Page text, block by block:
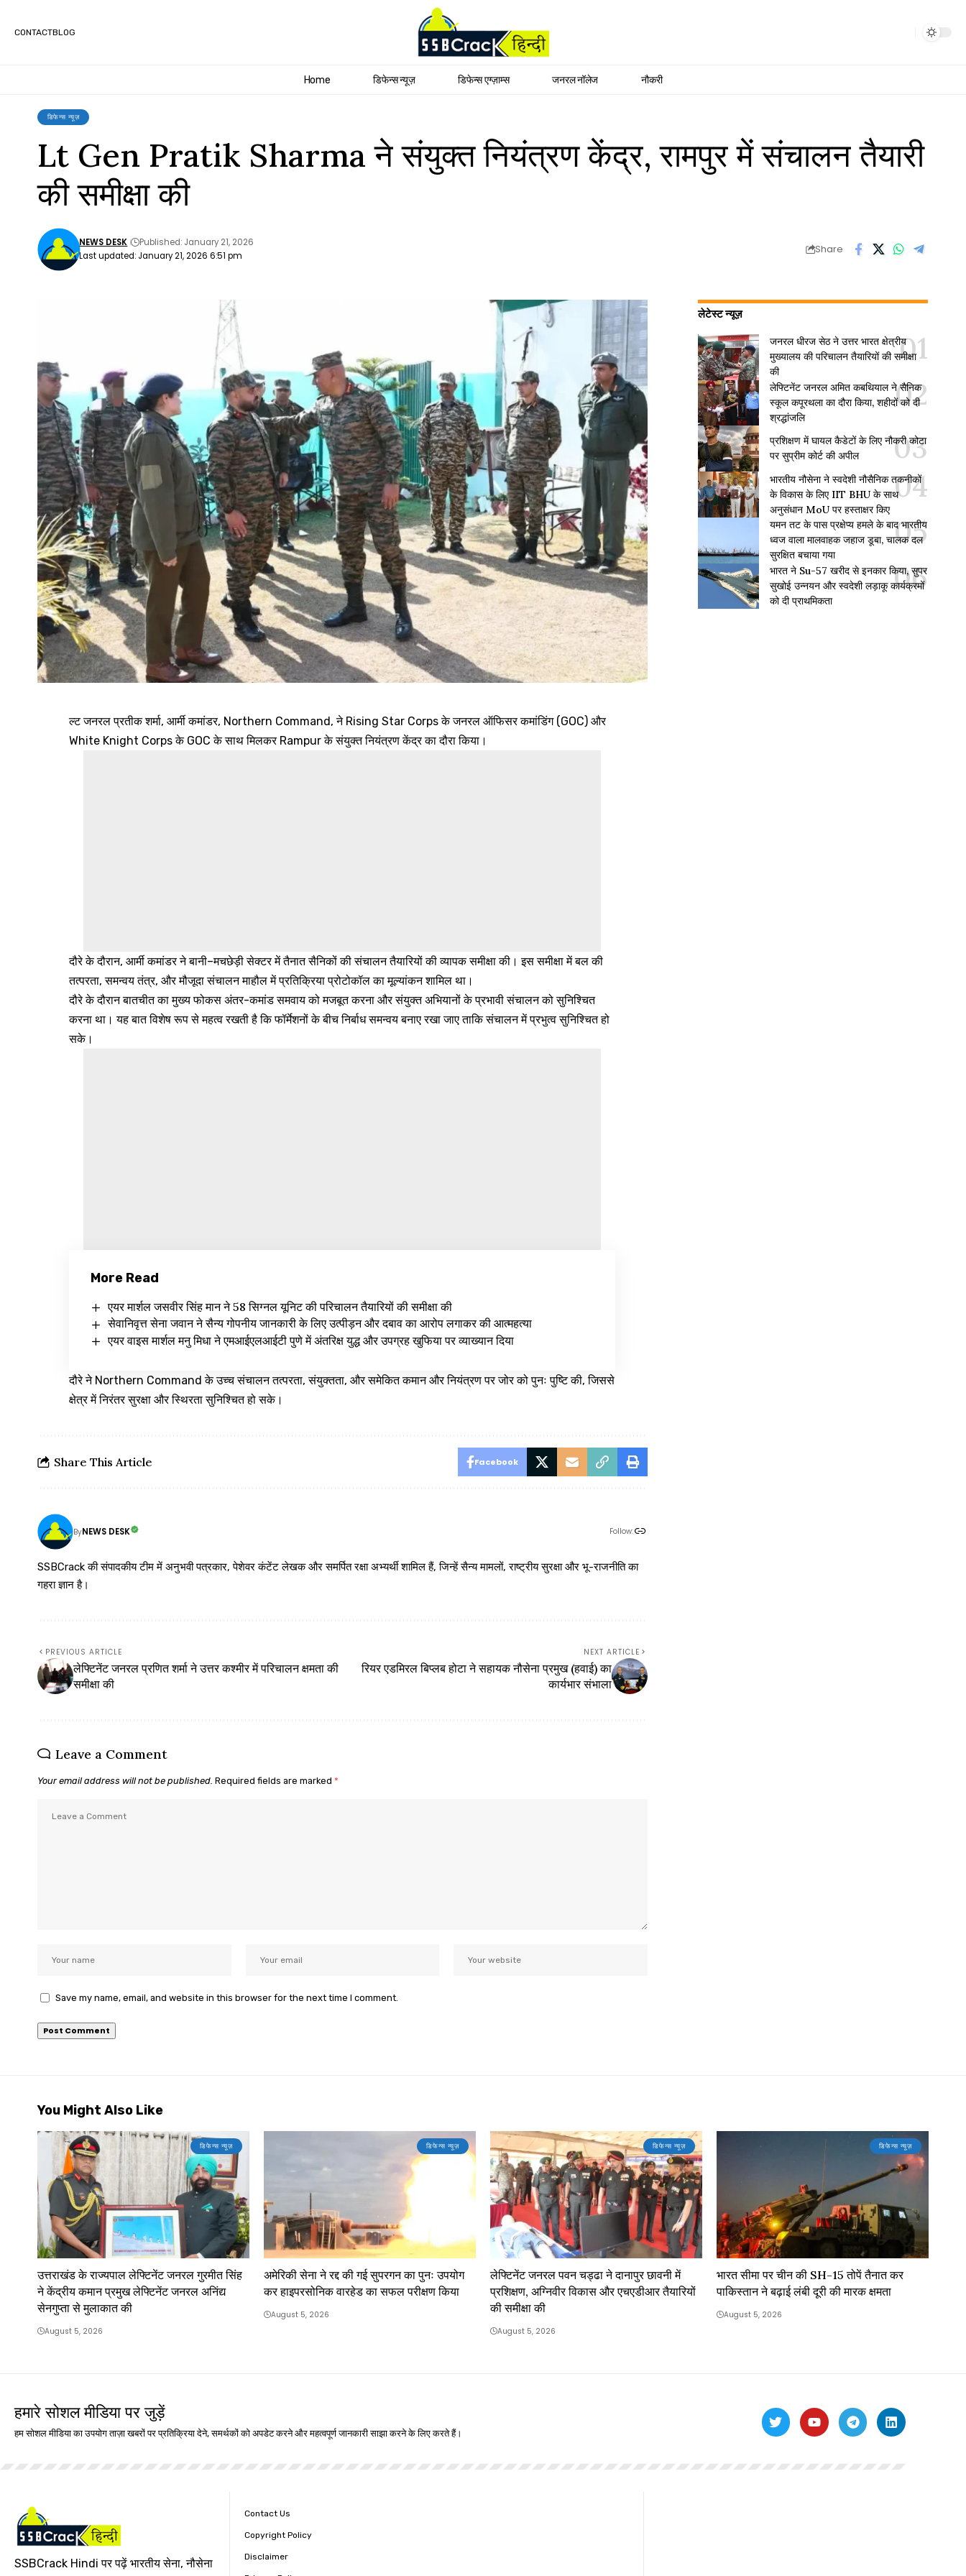
CONTACTBLOG
Home डिफेन्स न्यूज़ डिफेन्स एग्ज़ाम्स जनरल नॉलेज नौकरी
डिफेन्स न्यूज़
Lt Gen Pratik Sharma ने संयुक्त नियंत्रण केंद्र, रामपुर में संचालन तैयारी
की समीक्षा की
Last updated: January 21, 2026 6:51 pm
NEWS DESK Published: January 21, 2026
Share
ल्ट जनरल प्रतीक शर्मा, आर्मी कमांडर, Northern Command, ने Rising Star Corps के जनरल ऑफिसर कमांडिंग (GOC) और
White Knight Corps के GOC के साथ मिलकर Rampur के संयुक्त नियंत्रण केंद्र का दौरा किया।
दौरे के दौरान, आर्मी कमांडर ने बानी–मचछेड़ी सेक्टर में तैनात सैनिकों की संचालन तैयारियों की व्यापक समीक्षा की। इस समीक्षा में बल की
तत्परता, समन्वय तंत्र, और मौजूदा संचालन माहौल में प्रतिक्रिया प्रोटोकॉल का मूल्यांकन शामिल था।
दौरे के दौरान बातचीत का मुख्य फोकस अंतर-कमांड समवाय को मजबूत करना और संयुक्त अभियानों के प्रभावी संचालन को सुनिश्चित
करना था। यह बात विशेष रूप से महत्व रखती है कि फॉर्मेशनों के बीच निर्बाध समन्वय बनाए रखा जाए ताकि संचालन में प्रभुत्व सुनिश्चित हो
सके।
More Read
एयर मार्शल जसवीर सिंह मान ने 58 सिग्नल यूनिट की परिचालन तैयारियों की समीक्षा की
सेवानिवृत्त सेना जवान ने सैन्य गोपनीय जानकारी के लिए उत्पीड़न और दबाव का आरोप लगाकर की आत्महत्या
एयर वाइस मार्शल मनु मिधा ने एमआईएलआईटी पुणे में अंतरिक्ष युद्ध और उपग्रह खुफिया पर व्याख्यान दिया
दौरे ने Northern Command के उच्च संचालन तत्परता, संयुक्तता, और समेकित कमान और नियंत्रण पर जोर को पुनः पुष्टि की, जिससे
क्षेत्र में निरंतर सुरक्षा और स्थिरता सुनिश्चित हो सके।
Share This Article Facebook
ByNEWS DESK Follow:
SSBCrack की संपादकीय टीम में अनुभवी पत्रकार, पेशेवर कंटेंट लेखक और समर्पित रक्षा अभ्यर्थी शामिल हैं, जिन्हें सैन्य मामलों, राष्ट्रीय सुरक्षा और भू-राजनीति का
गहरा ज्ञान है।
PREVIOUS ARTICLE
लेफ्टिनेंट जनरल प्रणित शर्मा ने उत्तर कश्मीर में परिचालन क्षमता की
समीक्षा की
NEXT ARTICLE
रियर एडमिरल बिप्लब होटा ने सहायक नौसेना प्रमुख (हवाई) का
कार्यभार संभाला
Leave a Comment
Your email address will not be published. Required fields are marked *
Save my name, email, and website in this browser for the next time I comment.
लेटेस्ट न्यूज़
जनरल धीरज सेठ ने उत्तर भारत क्षेत्रीय
मुख्यालय की परिचालन तैयारियों की समीक्षा
की
लेफ्टिनेंट जनरल अमित कबथियाल ने सैनिक
स्कूल कपूरथला का दौरा किया, शहीदों को दी
श्रद्धांजलि
प्रशिक्षण में घायल कैडेटों के लिए नौकरी कोटा
पर सुप्रीम कोर्ट की अपील
भारतीय नौसेना ने स्वदेशी नौसैनिक तकनीकों
के विकास के लिए IIT BHU के साथ
अनुसंधान MoU पर हस्ताक्षर किए
यमन तट के पास प्रक्षेप्य हमले के बाद भारतीय
ध्वज वाला मालवाहक जहाज डूबा, चालक दल
सुरक्षित बचाया गया
भारत ने Su-57 खरीद से इनकार किया, सुपर
सुखोई उन्नयन और स्वदेशी लड़ाकू कार्यक्रमों
को दी प्राथमिकता
You Might Also Like
डिफेन्स न्यूज़
उत्तराखंड के राज्यपाल लेफ्टिनेंट जनरल गुरमीत सिंह
ने केंद्रीय कमान प्रमुख लेफ्टिनेंट जनरल अनिंद्य
सेनगुप्ता से मुलाकात की
August 5, 2026
डिफेन्स न्यूज़
अमेरिकी सेना ने रद्द की गई सुपरगन का पुनः उपयोग
कर हाइपरसोनिक वारहेड का सफल परीक्षण किया
August 5, 2026
डिफेन्स न्यूज़
लेफ्टिनेंट जनरल पवन चड्ढा ने दानापुर छावनी में
प्रशिक्षण, अग्निवीर विकास और एचएडीआर तैयारियों
की समीक्षा की
August 5, 2026
डिफेन्स न्यूज़
भारत सीमा पर चीन की SH-15 तोपें तैनात कर
पाकिस्तान ने बढ़ाई लंबी दूरी की मारक क्षमता
August 5, 2026
हमारे सोशल मीडिया पर जुड़ें
हम सोशल मीडिया का उपयोग ताज़ा खबरों पर प्रतिक्रिया देने, समर्थकों को अपडेट करने और महत्वपूर्ण जानकारी साझा करने के लिए करते हैं।
SSBCrack Hindi पर पढ़ें भारतीय सेना, नौसेना
Contact Us
Copyright Policy
Disclaimer